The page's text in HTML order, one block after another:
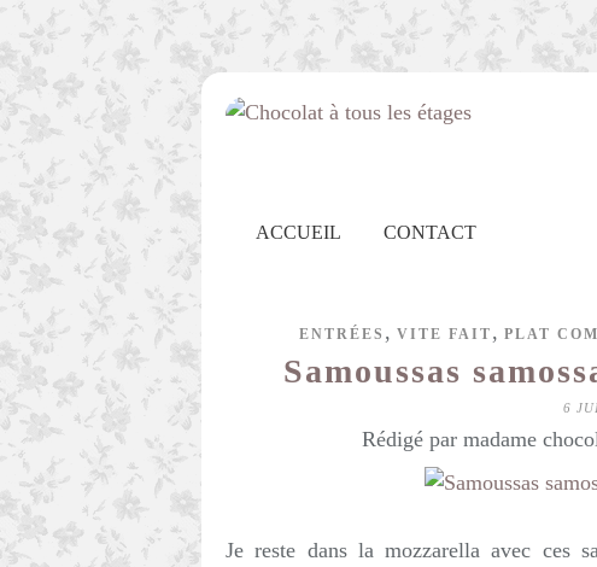
ACCUEIL CONTACT
ENTRÉES , VITE FAIT , PLAT
Samoussas
6
Rédigé par madame
Je reste dans la mozzarella avec ces